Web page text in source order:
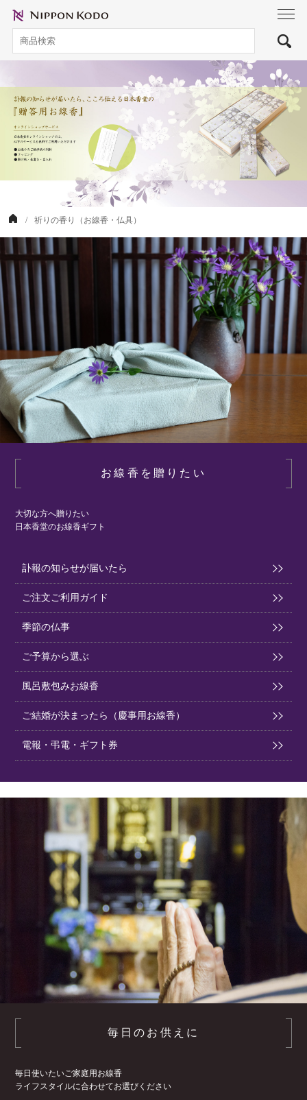
祈りの香り（お線香・仏具）
お線香を贈りたい
大切な方へ贈りたい
日本香堂のお線香ギフト
訃報の知らせが届いたら
ご注文ご利用ガイド
季節の仏事
ご予算から選ぶ
風呂敷包みお線香
ご結婚が決まったら（慶事用お線香）
電報・弔電・ギフト券
毎日のお供えに
毎日使いたいご家庭用お線香
ライフスタイルに合わせてお選びください